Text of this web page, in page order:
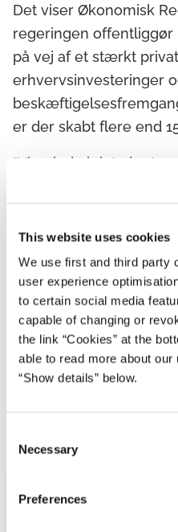
This website uses cookies
We use first and third party
user experience
to certain social media
capable of changing or
the link “Cookies” at the
able to read more about
“Show details” below.
Necessary
Preferences
Det viser Økonomisk
regeringen offentliggør
på vej af et stærkt
erhvervsinvesteringer
er der skabt flere end
"Vi er inde i det, der
opsving. Det skyldes
regeringer. Flere har i
arbejde, flere står til
arbejdsmarkedet, og
tilbage for at finde lige
forsørgede som i dag.
holder vi væksten i
og sender endnu flere